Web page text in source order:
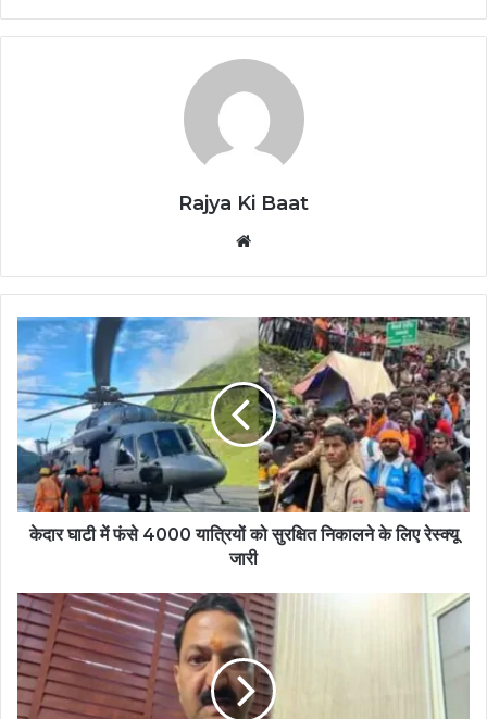
Rajya Ki Baat
केदार घाटी में फंसे 4000 यात्रियों को सुरक्षित निकालने के लिए रेस्क्यू
जारी